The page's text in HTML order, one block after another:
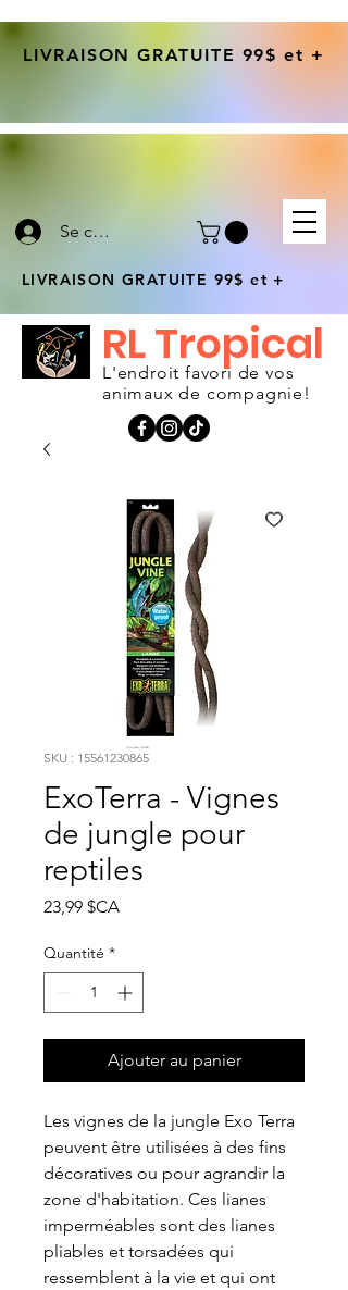
Se connecter
LIVRAISON GRATUITE 99$ et +
L'endroit favori de vos
animaux de compagnie!
RL Tropical
LIVRAISON GRATUITE 99$ et +
SKU : 15561230865
ExoTerra - Vignes
de jungle pour
reptiles
23,99 $CAPrix
Quantité *
Ajouter au panier
Les vignes de la jungle Exo Terra
peuvent être utilisées à des fins
décoratives ou pour agrandir la
zone d'habitation. Ces lianes
imperméables sont des lianes
pliables et torsadées qui
ressemblent à la vie et qui ont